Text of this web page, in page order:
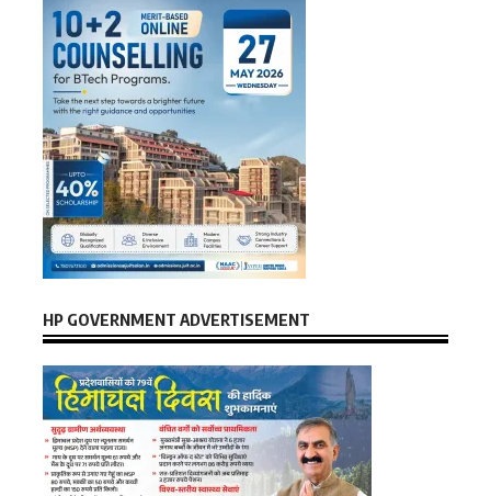
HP GOVERNMENT ADVERTISEMENT